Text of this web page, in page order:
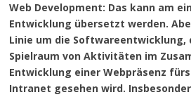
Web Development: Das kann am
Entwicklung übersetzt werden.
Linie um die Softwareentwicklung,
Spielraum von Aktivitäten im
Entwicklung einer Webpräsenz
Intranet gesehen wird.